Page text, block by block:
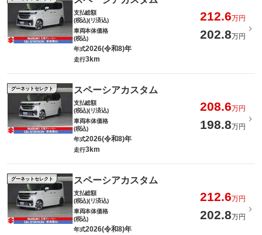
支払総額
(税込)(リ済込)
212.6万円
車両本体価格
(税込)
202.8万円
年式2026(令和8)年
走行3km
グーネットセレクト スペーシアカスタム
支払総額
(税込)(リ済込)
208.6万円
車両本体価格
(税込)
198.8万円
年式2026(令和8)年
走行3km
グーネットセレクト スペーシアカスタム
支払総額
(税込)(リ済込)
212.6万円
車両本体価格
(税込)
202.8万円
年式2026(令和8)年